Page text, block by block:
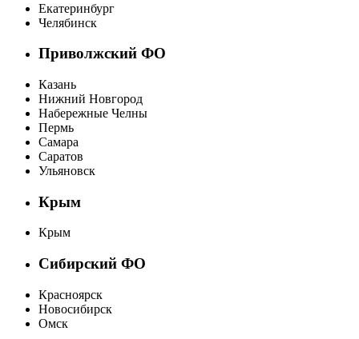
Екатеринбург
Челябинск
Приволжский ФО
Казань
Нижний Новгород
Набережные Челны
Пермь
Самара
Саратов
Ульяновск
Крым
Крым
Сибирский ФО
Красноярск
Новосибирск
Омск